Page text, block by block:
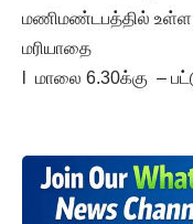
மணிமண்டபத்தில் உள்ள
மரியாதை
l மாலை 6.30க்கு –